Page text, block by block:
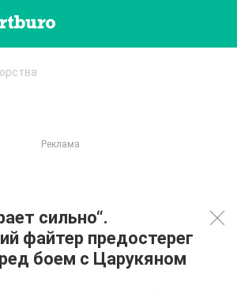
сильно“.
файтер предостерег
боем с Царукяном